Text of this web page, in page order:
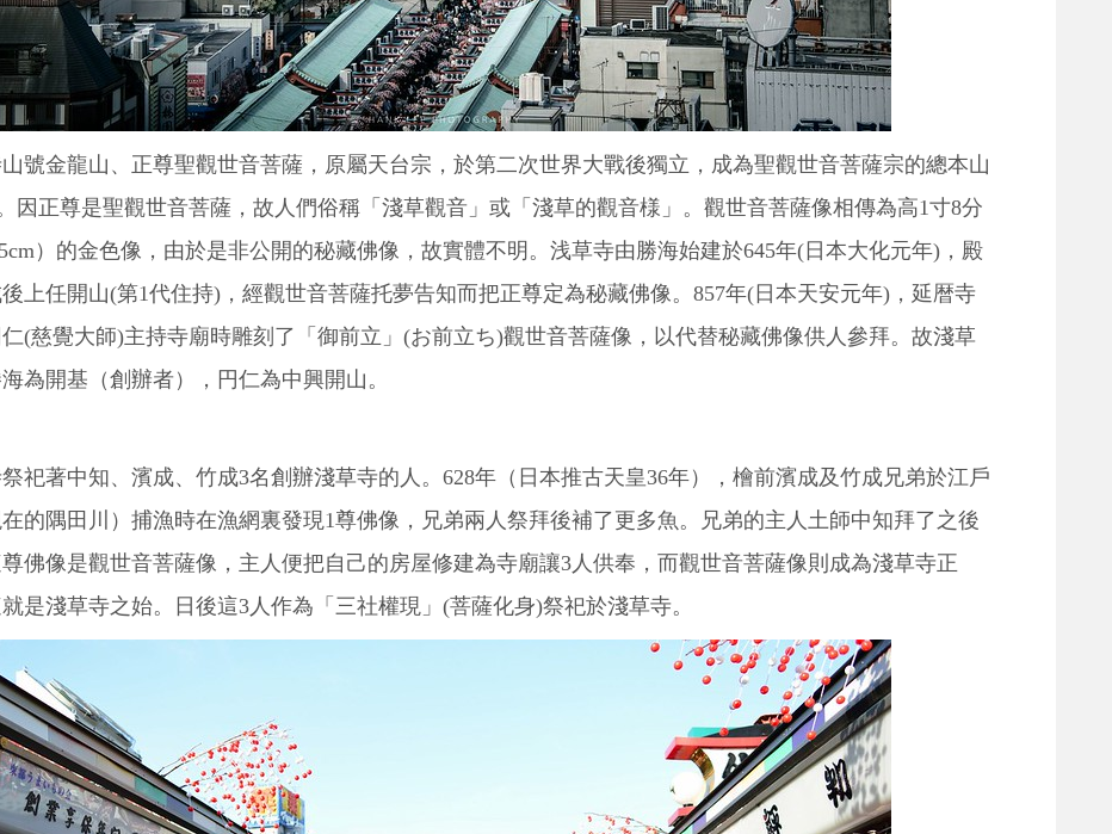
號金龍山、正尊聖觀世音菩薩，原屬天台宗，於第二次世界大戰後獨立，成為聖觀世音菩薩宗的總本山
因正尊是聖觀世音菩薩，故人們俗稱「淺草觀音」或「淺草的觀音様」。觀世音菩薩像相傳為高1寸8分
）的金色像，由於是非公開的秘藏佛像，故實體不明。浅草寺由勝海始建於645年(日本大化元年)，殿
上任開山(第1代住持)，經觀世音菩薩托夢告知而把正尊定為秘藏佛像。857年(日本天安元年)，延暦寺
(慈覺大師)主持寺廟時雕刻了「御前立」(お前立ち)觀世音菩薩像，以代替秘藏佛像供人參拜。故淺草
為開基（創辦者），円仁為中興開山。
祀著中知、濱成、竹成3名創辦淺草寺的人。628年（日本推古天皇36年），檜前濱成及竹成兄弟於江戶
的隅田川）捕漁時在漁網裏發現1尊佛像，兄弟兩人祭拜後補了更多魚。兄弟的主人土師中知拜了之後
佛像是觀世音菩薩像，主人便把自己的房屋修建為寺廟讓3人供奉，而觀世音菩薩像則成為淺草寺正
是淺草寺之始。日後這3人作為「三社權現」(菩薩化身)祭祀於淺草寺。